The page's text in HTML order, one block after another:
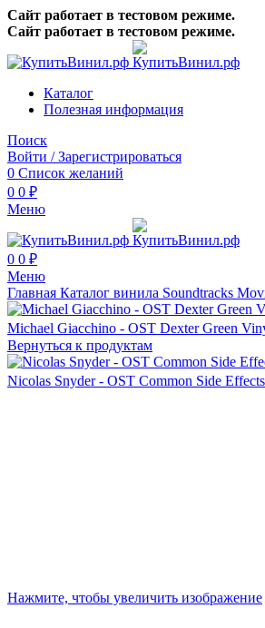
Сайт работает в тестовом режиме.
Сайт работает в тестовом режиме.
Каталог
Полезная информация
Поиск
Войти / Зарегистрироваться
0 Список желаний
0 0 ₽
Меню
0 0 ₽
Меню
Главная Каталог винила Soundtracks
Michael Giacchino - OST Dexter Green
Вернуться к продуктам
Nicolas Snyder - OST Common Side
Нажмите, чтобы увеличить изображение